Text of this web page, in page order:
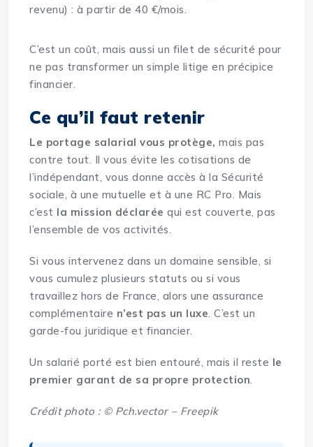
revenu) : à partir de 40 €/mois.
C’est un coût, mais aussi un filet de sécurité pour
ne pas transformer un simple litige en précipice
financier.
Ce qu’il faut retenir
Le portage salarial vous protège,mais pas
contre tout. Il vous évite les cotisations de
l’indépendant, vous donne accès à la Sécurité
sociale, à une mutuelle et à une RC Pro. Mais
c’est la mission déclarée qui est couverte, pas
l’ensemble de vos activités.
Si vous intervenez dans un domaine sensible, si
vous cumulez plusieurs statuts ou si vous
travaillez hors de France, alors une assurance
complémentaire n’est pas un luxe. C’est un
garde-fou juridique et financier.
Un salarié porté est bien entouré, mais il reste le
premier garant de sa propre protection.
Crédit photo : © Pch.vector – Freepik